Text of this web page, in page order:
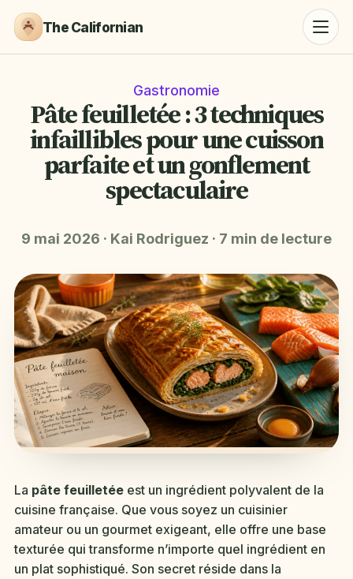
The Californian
Gastronomie
Pâte feuilletée : 3 techniques
infaillibles pour une cuisson
parfaite et un gonflement
spectaculaire
9 mai 2026 · Kai Rodriguez · 7 min de lecture
La pâte feuilletée est un ingrédient polyvalent de la
cuisine française. Que vous soyez un cuisinier
amateur ou un gourmet exigeant, elle offre une base
texturée qui transforme n’importe quel ingrédient en
un plat sophistiqué. Son secret réside dans la